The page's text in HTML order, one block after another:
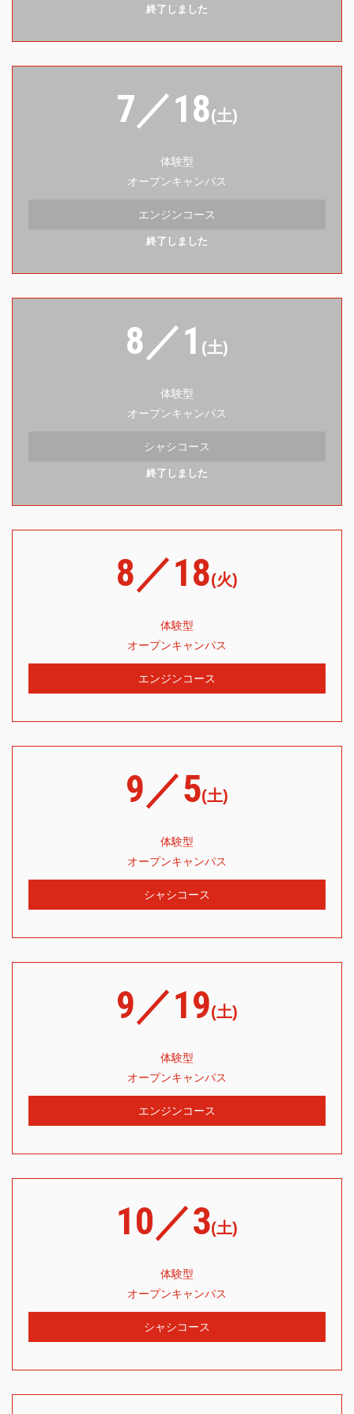
終了しました
7／18(土)
体験型
オープンキャンパス
エンジンコース
終了しました
8／1 (土)
体験型
オープンキャンパス
シャシコース
終了しました
8／18(火)
体験型
オープンキャンパス
エンジンコース
9／5(土)
体験型
オープンキャンパス
シャシコース
9／19(土)
体験型
オープンキャンパス
エンジンコース
10／3(土)
体験型
オープンキャンパス
シャシコース